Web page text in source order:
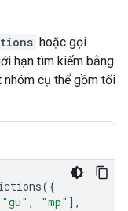
hoặc gọi
hạn tìm kiếm bằng
nhóm cụ thể gồm tối
({
"gu" , "mp" ],